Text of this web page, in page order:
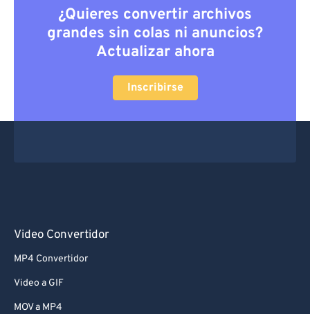
¿Quieres convertir archivos
grandes sin colas ni anuncios?
Actualizar ahora
Inscribirse
Video Convertidor
MP4 Convertidor
Video a GIF
MOV a MP4